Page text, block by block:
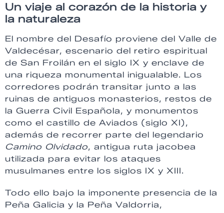
Un viaje al corazón de la historia y
la naturaleza
El nombre del Desafío proviene del Valle de
Valdecésar, escenario del retiro espiritual
de San Froilán en el siglo IX y enclave de
una riqueza monumental inigualable. Los
corredores podrán transitar junto a las
ruinas de antiguos monasterios, restos de
la Guerra Civil Española, y monumentos
como el castillo de Aviados (siglo XI),
además de recorrer parte del legendario
Camino Olvidado, antigua ruta jacobea
utilizada para evitar los ataques
musulmanes entre los siglos IX y XIII.
Todo ello bajo la imponente presencia de la
Peña Galicia y la Peña Valdorria,